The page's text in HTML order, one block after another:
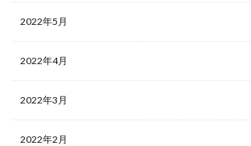
2022年5月
2022年4月
2022年3月
2022年2月